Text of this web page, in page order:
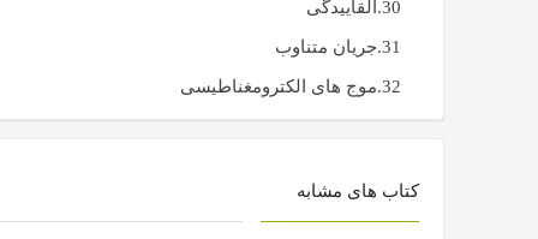
30.القاییدگی
31.جریان متناوب
32.موج های الکترومغناطیسی
کتاب های مشابه